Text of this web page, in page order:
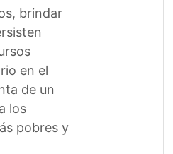
brindar
en el
de un
los
pobres y